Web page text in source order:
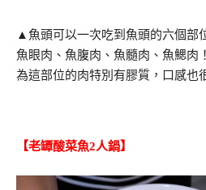
▲魚頭可以一次吃到魚頭的六個部
魚眼肉、魚腹肉、魚髓肉、魚鰓肉
為這部位的肉特別有膠質，口感也
【老罈酸菜魚2人鍋】